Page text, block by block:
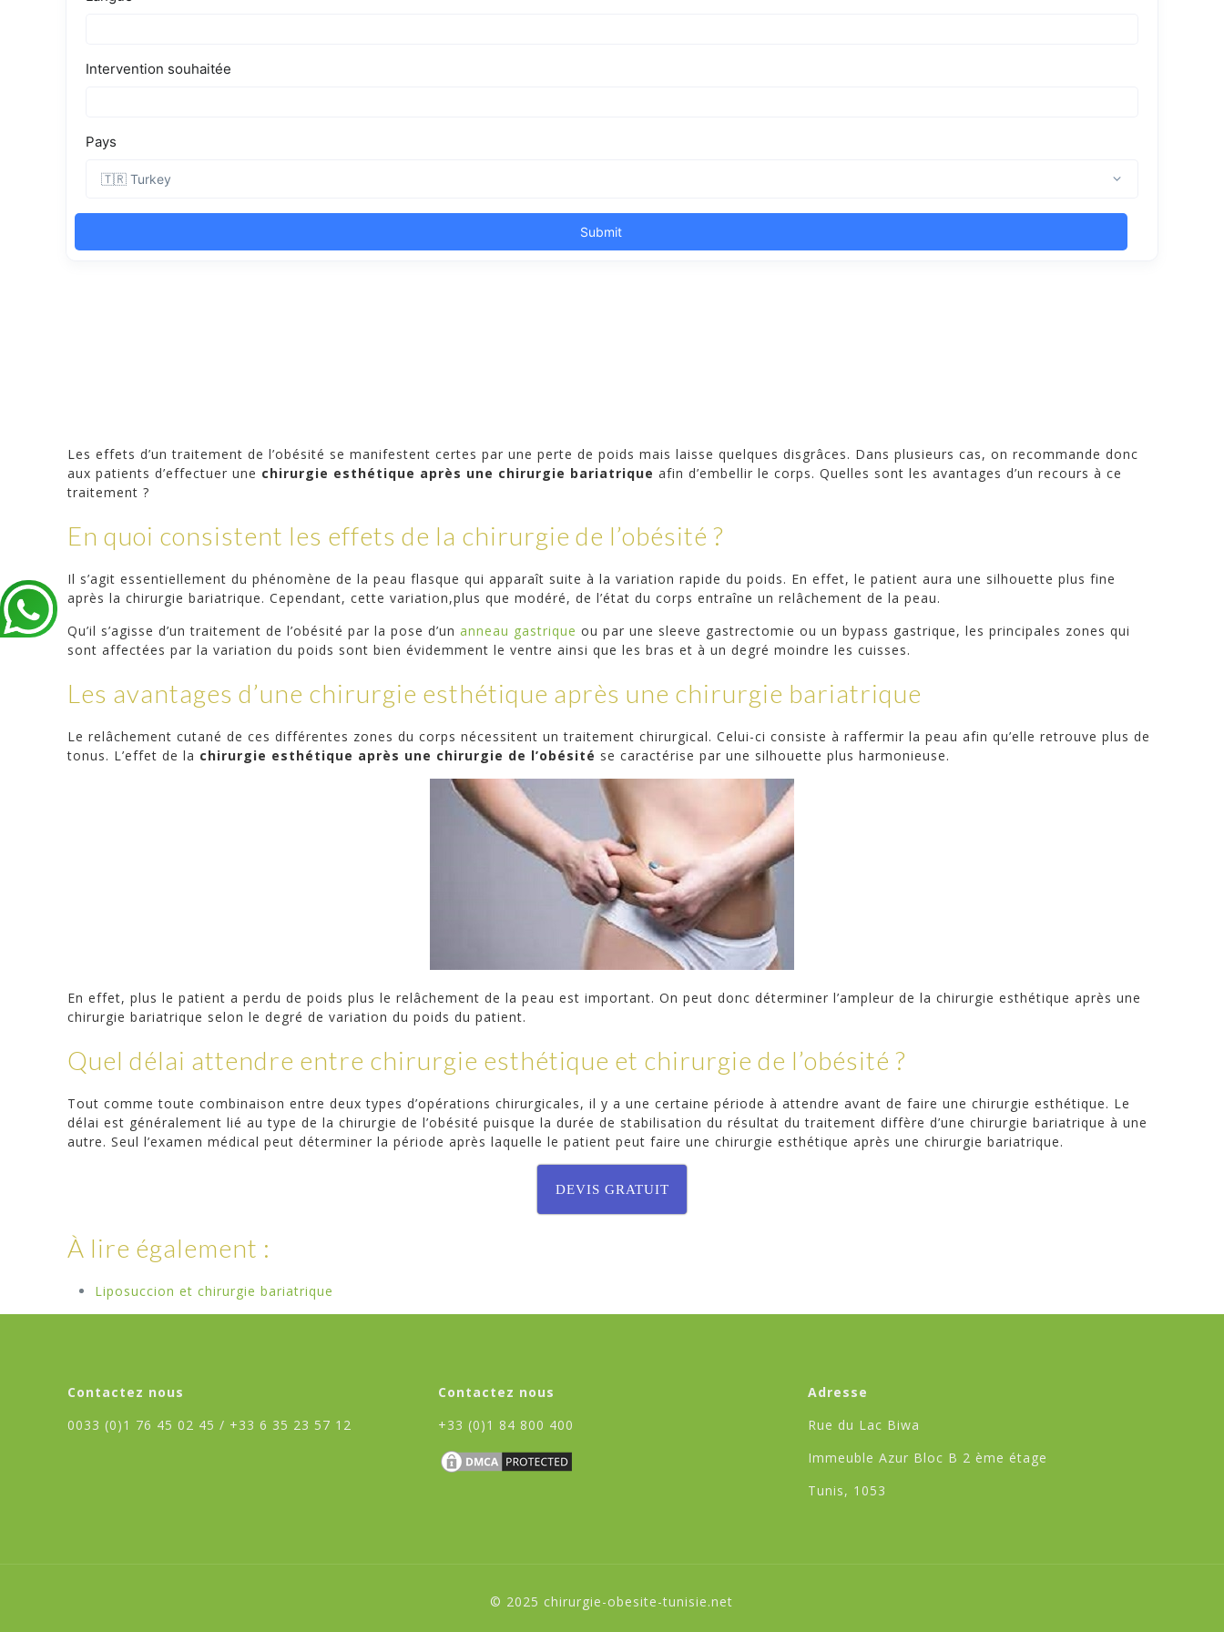
Les effets d’un traitement de l’obésité se manifestent certes par une perte de poids mais laisse quelques disgrâces. Dans plusieurs cas, on recommande donc
aux patients d’effectuer une chirurgie esthétique après une chirurgie bariatrique afin d’embellir le corps. Quelles sont les avantages d’un recours à ce
traitement ?
En quoi consistent les effets de la chirurgie de l’obésité ?
Il s’agit essentiellement du phénomène de la peau flasque qui apparaît suite à la variation rapide du poids. En effet, le patient aura une silhouette plus fine
après la chirurgie bariatrique. Cependant, cette variation,plus que modéré, de l’état du corps entraîne un relâchement de la peau.
Qu’il s’agisse d’un traitement de l’obésité par la pose d’unanneau gastrique ou par une sleeve gastrectomie ou un bypass gastrique, les principales zones qui
sont affectées par la variation du poids sont bien évidemment le ventre ainsi que les bras et à un degré moindre les cuisses.
Les avantages d’une chirurgie esthétique après une chirurgie bariatrique
Le relâchement cutané de ces différentes zones du corps nécessitent un traitement chirurgical. Celui-ci consiste à raffermir la peau afin qu’elle retrouve plus de
tonus. L’effet de la chirurgie esthétique après une chirurgie de l’obésité se caractérise par une silhouette plus harmonieuse.
En effet, plus le patient a perdu de poids plus le relâchement de la peau est important. On peut donc déterminer l’ampleur de la chirurgie esthétique après une
chirurgie bariatrique selon le degré de variation du poids du patient.
Quel délai attendre entre chirurgie esthétique et chirurgie de l’obésité ?
Tout comme toute combinaison entre deux types d’opérations chirurgicales, il y a une certaine période à attendre avant de faire une chirurgie esthétique. Le
délai est généralement lié au type de la chirurgie de l’obésité puisque la durée de stabilisation du résultat du traitement diffère d’une chirurgie bariatrique à une
autre. Seul l’examen médical peut déterminer la période après laquelle le patient peut faire une chirurgie esthétique après une chirurgie bariatrique.
DEVIS GRATUIT
À lire également :
Liposuccion et chirurgie bariatrique
Contactez nous
0033 (0)1 76 45 02 45 / +33 6 35 23 57 12
Contactez nous
+33 (0)1 84 800 400
Adresse
Rue du Lac Biwa
Immeuble Azur Bloc B 2 ème étage
Tunis, 1053
© 2025 chirurgie-obesite-tunisie.net